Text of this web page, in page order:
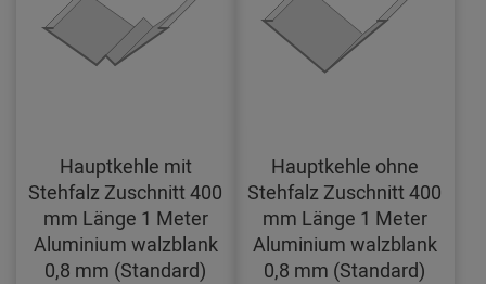
Hauptkehle mit
Stehfalz Zuschnitt 400
mm Länge 1 Meter
Aluminium walzblank
0,8 mm (Standard)
Hauptkehle ohne
Stehfalz Zuschnitt 400
mm Länge 1 Meter
Aluminium walzblank
0,8 mm (Standard)